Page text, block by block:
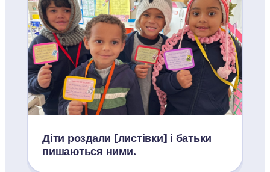
Діти роздали [листівки] і батьки
пишаються ними.